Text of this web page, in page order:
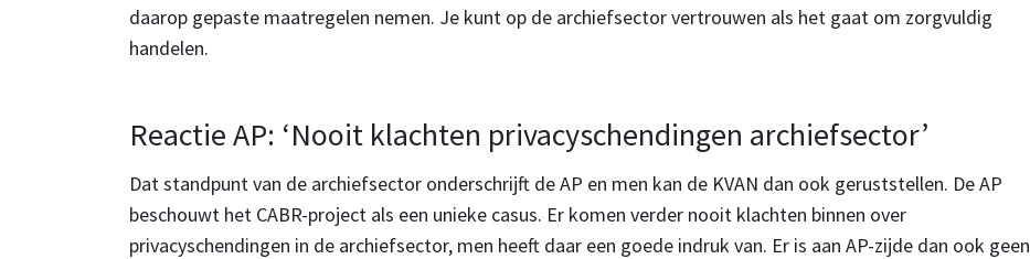
daarop gepaste maatregelen nemen. Je kunt op de archiefsector vertrouwen als het gaat om zorgvuldig
handelen.
Reactie AP: ‘Nooit klachten privacyschendingen archiefsector’
Dat standpunt van de archiefsector onderschrijft de AP en men kan de KVAN dan ook geruststellen. De AP
beschouwt het CABR-project als een unieke casus. Er komen verder nooit klachten binnen over
privacyschendingen in de archiefsector, men heeft daar een goede indruk van. Er is aan AP-zijde dan ook geen